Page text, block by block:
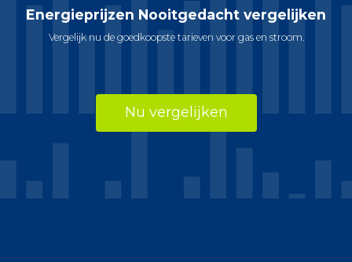
Energieprijzen Nooitgedacht vergelijken
Vergelijk nu de goedkoopste tarieven voor gas en stroom.
Nu vergelijken